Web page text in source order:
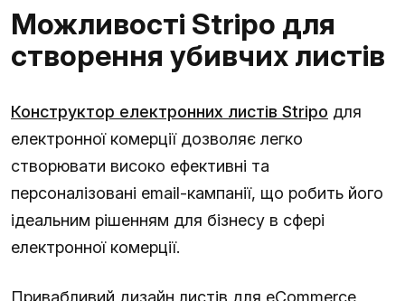
Можливості Stripo для
створення убивчих листів
Конструктор електронних листів Stripo для
електронної комерції дозволяє легко
створювати високо ефективні та
персоналізовані email-кампанії, що робить його
ідеальним рішенням для бізнесу в сфері
електронної комерції.